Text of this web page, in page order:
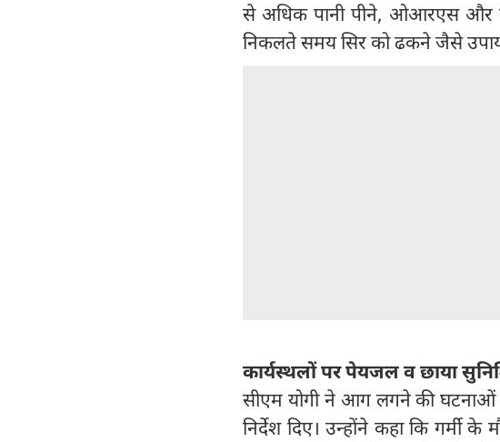
से अधिक पानी पीने, ओआरएस और
निकलते समय सिर को ढकने जैसे
कार्यस्थलों पर पेयजल व छाया
सीएम योगी ने आग लगने की घटनाओं
निर्देश दिए। उन्होंने कहा कि गर्मी के